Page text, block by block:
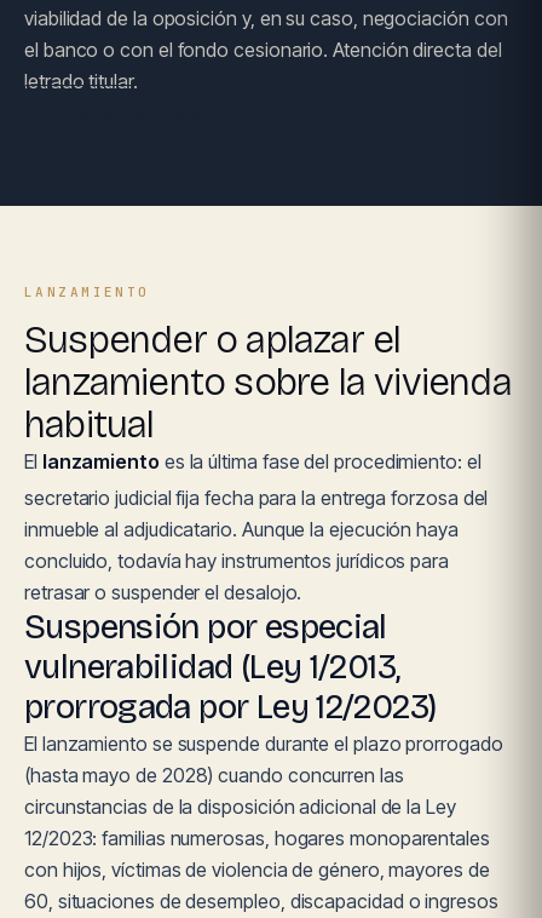
viabilidad de la oposición y, en su caso, negociación con
el banco o con el fondo cesionario. Atención directa del
letrado titular.
LANZAMIENTO
Suspender o aplazar el
lanzamiento sobre la vivienda
habitual
El lanzamiento es la última fase del procedimiento: el
secretario judicial fija fecha para la entrega forzosa del
inmueble al adjudicatario. Aunque la ejecución haya
concluido, todavía hay instrumentos jurídicos para
retrasar o suspender el desalojo.
Suspensión por especial
vulnerabilidad (Ley 1/2013,
prorrogada por Ley 12/2023)
El lanzamiento se suspende durante el plazo prorrogado
(hasta mayo de 2028) cuando concurren las
circunstancias de la disposición adicional de la Ley
12/2023: familias numerosas, hogares monoparentales
con hijos, víctimas de violencia de género, mayores de
60, situaciones de desempleo, discapacidad o ingresos